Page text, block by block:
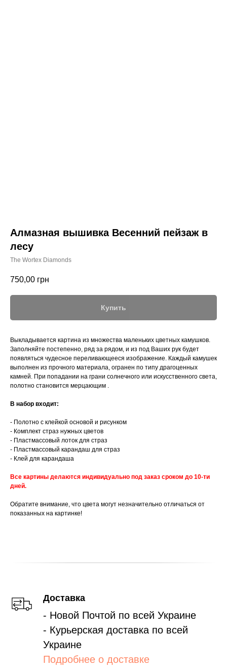
Алмазная вышивка Весенний пейзаж в
лесу
The Wortex Diamonds
750,00 грн
Купить
Выкладывается картина из множества маленьких цветных камушков.
Заполняйте постепенно, ряд за рядом, и из под Ваших рук будет
появляться чудесное переливающееся изображение. Каждый камушек
выполнен из прочного материала, огранен по типу драгоценных
камней. При попадании на грани солнечного или искусственного света,
полотно становится мерцающим .
В набор входит:
- Полотно с клейкой основой и рисунком
- Комплект страз нужных цветов
- Пластмассовый лоток для страз
- Пластмассовый карандаш для страз
- Клей для карандаша
Все картины делаются индивидуально под заказ сроком до 10-ти
дней.
Обратите внимание, что цвета могут незначительно отличаться от
показанных на картинке!
Доставка
- Новой Почтой по всей Украине
- Курьерская доставка по всей
Украине
Подробнее о доставке